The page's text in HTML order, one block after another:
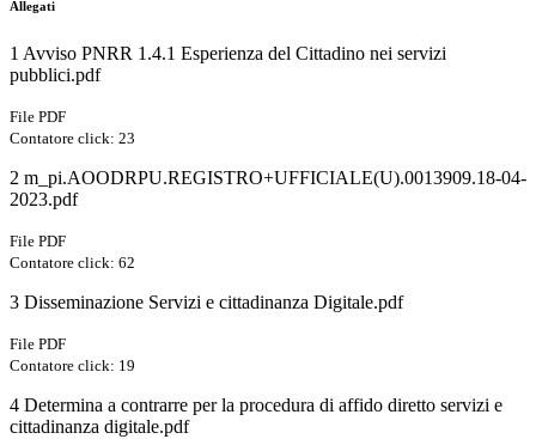
Allegati
1 Avviso PNRR 1.4.1 Esperienza del Cittadino nei servizi
pubblici.pdf
File PDF
Contatore click: 23
2 m_pi.AOODRPU.REGISTRO+UFFICIALE(U).0013909.18-04-
2023.pdf
File PDF
Contatore click: 62
3 Disseminazione Servizi e cittadinanza Digitale.pdf
File PDF
Contatore click: 19
4 Determina a contrarre per la procedura di affido diretto servizi e
cittadinanza digitale.pdf